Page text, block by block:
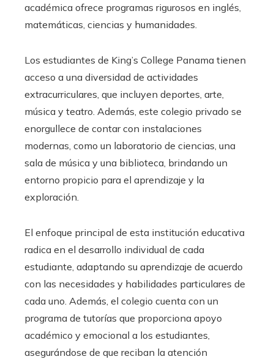
académica ofrece programas rigurosos en inglés,
matemáticas, ciencias y humanidades.
Los estudiantes de King’s College Panama tienen
acceso a una diversidad de actividades
extracurriculares, que incluyen deportes, arte,
música y teatro. Además, este colegio privado se
enorgullece de contar con instalaciones
modernas, como un laboratorio de ciencias, una
sala de música y una biblioteca, brindando un
entorno propicio para el aprendizaje y la
exploración.
El enfoque principal de esta institución educativa
radica en el desarrollo individual de cada
estudiante, adaptando su aprendizaje de acuerdo
con las necesidades y habilidades particulares de
cada uno. Además, el colegio cuenta con un
programa de tutorías que proporciona apoyo
académico y emocional a los estudiantes,
asegurándose de que reciban la atención